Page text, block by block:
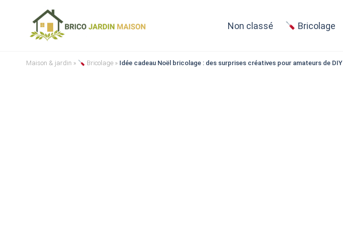
Non classé Bricolage
Maison & jardin » Bricolage» Idée cadeau Noël bricolage : des surprises créatives pour amateurs de DIY